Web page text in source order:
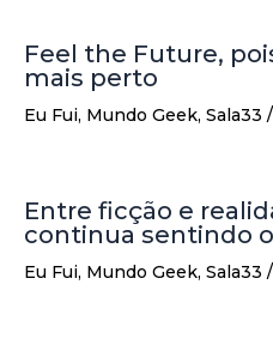
Feel the Future,
mais perto
Eu Fui, Mundo Geek, Sala33 /
Entre ficção e
continua sentindo
Eu Fui, Mundo Geek, Sala33 /